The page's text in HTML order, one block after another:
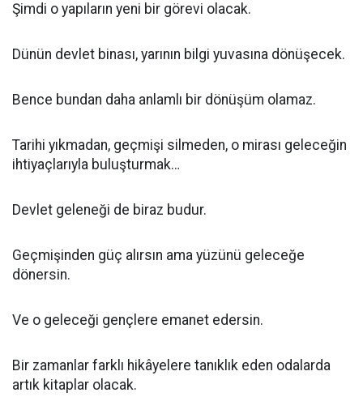
Şimdi o yapıların yeni bir görevi olacak.
Dünün devlet binası, yarının bilgi yuvasına dönüşecek.
Bence bundan daha anlamlı bir dönüşüm olamaz.
Tarihi yıkmadan, geçmişi silmeden, o mirası geleceğin
ihtiyaçlarıyla buluşturmak…
Devlet geleneği de biraz budur.
Geçmişinden güç alırsın ama yüzünü geleceğe
dönersin.
Ve o geleceği gençlere emanet edersin.
Bir zamanlar farklı hikâyelere tanıklık eden odalarda
artık kitaplar olacak.